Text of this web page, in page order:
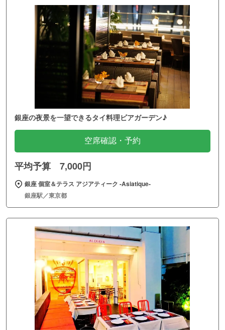
銀座の夜景を一望できるタイ料理ビアガーデン♪
空席確認・予約
平均予算 7,000円
銀座 個室＆テラス アジアティーク ‐Asiatique‐
銀座駅／東京都